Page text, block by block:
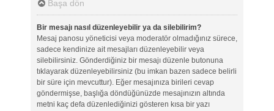
Başa dön
Bir mesajı nasıl düzenleyebilir ya da silebilirim?
Mesaj panosu yöneticisi veya moderatör olmadığınız sürece,
sadece kendinize ait mesajları düzenleyebilir veya
silebilirsiniz. Gönderdiğiniz bir mesajı düzenle butonuna
tıklayarak düzenleyebilirsiniz (bu imkan bazen sadece belirli
bir süre için mevcuttur). Eğer mesajınıza birileri cevap
göndermişse, başlığa döndüğünüzde mesajınızın altında
metni kaç defa düzenlediğinizi gösteren kısa bir yazı